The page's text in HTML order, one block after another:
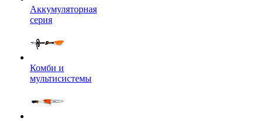
Аккумуляторная
серия
Комби и
мультисистемы